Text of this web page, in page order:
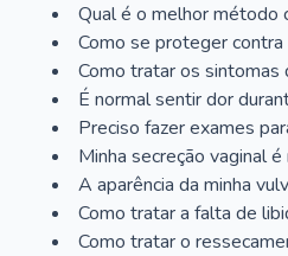
Qual é o melhor método
Como se proteger contra
Como tratar os sintomas
É normal sentir dor
Preciso fazer exames
Minha secreção vaginal é
A aparência da minha
Como tratar a falta de
Como tratar o